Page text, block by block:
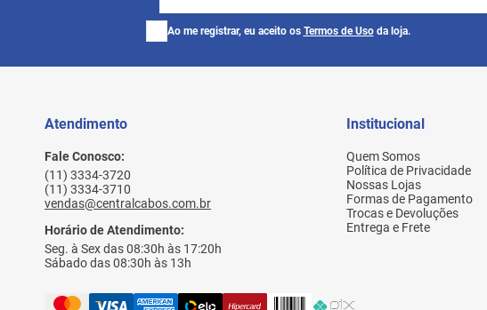
Ao me registrar, eu aceito os Termos de Uso da loja.
Atendimento
Fale Conosco:
(11) 3334-3720
(11) 3334-3710
vendas@centralcabos.com.br
Horário de Atendimento:
Seg. à Sex das 08:30h às 17:20h
Sábado das 08:30h às 13h
Institucional
Quem Somos
Política de Privacidade
Nossas Lojas
Formas de Pagamento
Trocas e Devoluções
Entrega e Frete